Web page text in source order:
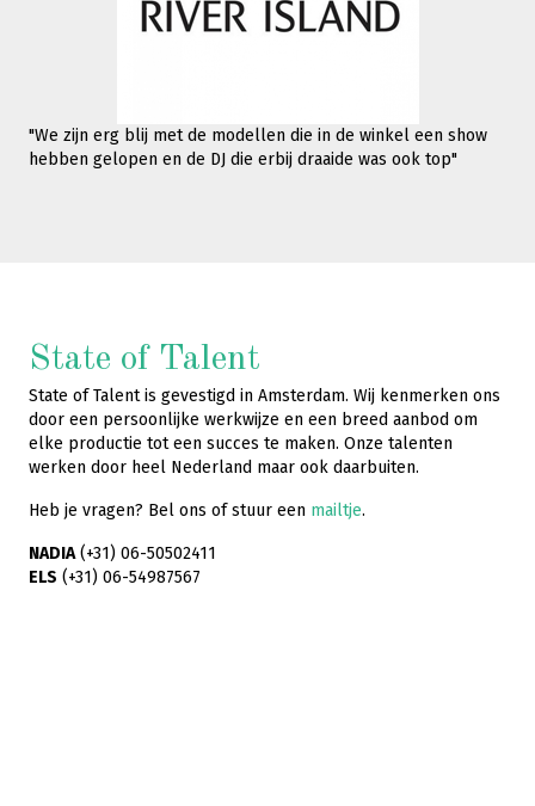
"We zijn erg blij met de modellen die in de winkel een show
hebben gelopen en de DJ die erbij draaide was ook top"
State of Talent
State of Talent is gevestigd in Amsterdam. Wij kenmerken ons
door een persoonlijke werkwijze en een breed aanbod om
elke productie tot een succes te maken. Onze talenten
werken door heel Nederland maar ook daarbuiten.
Heb je vragen? Bel ons of stuur een mailtje.
NADIA(+31) 06-50502411
ELS (+31) 06-54987567